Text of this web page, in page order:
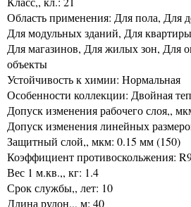
Область применения: Для пола, Для
Для модульных зданий, Для
Для магазинов, Для жилых зон, Для
объекты
Устойчивость к химии: Нормальная
Особенности коллекции: Двойная
Допуск изменения рабочего слоя,,
Допуск изменения линейных
Защитный слой,, мкм: 0.15 мм (150)
Коэффициент противоскольжения:
Вес 1 м.кв.,, кг: 1.4
Срок службы,, лет: 10
Длина рулон.,, м: 40